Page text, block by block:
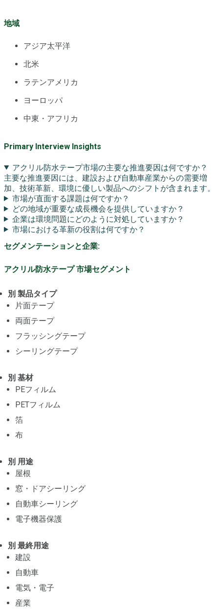
地域
アジア太平洋
北米
ラテンアメリカ
ヨーロッパ
中東・アフリカ
Primary Interview Insights
アクリル防水テープ市場の主要な推進要因は何ですか？
主要な推進要因には、建設および自動車産業からの需要増
加、技術革新、環境に優しい製品へのシフトが含まれます。
市場が直面する課題は何ですか？
どの地域が重要な成長機会を提供していますか？
企業は環境問題にどのように対処していますか？
市場における革新の役割は何ですか？
セグメンテーションと企業:
アクリル防水テープ 市場セグメント
別 製品タイプ
片面テープ
両面テープ
フラッシングテープ
シーリングテープ
別 基材
PEフィルム
PETフィルム
箔
布
別 用途
屋根
窓・ドアシーリング
自動車シーリング
電子機器保護
別 最終用途
建設
自動車
電気・電子
産業